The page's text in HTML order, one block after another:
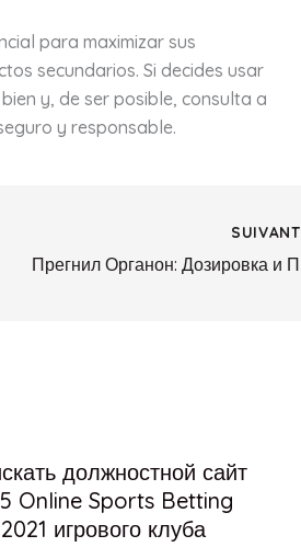
para maximizar sus
secundarios. Si decides usar
y, de ser posible, consulta a
y responsable.
SUIVANT
должностной сайт
Online Sports Betting
игрового клуба